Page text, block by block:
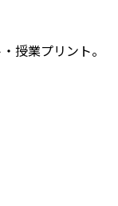
授業プリント。